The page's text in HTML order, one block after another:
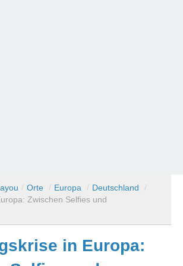
/ Orte / Europa / Deutschland
/
Zwischen Selfies und
in Europa: